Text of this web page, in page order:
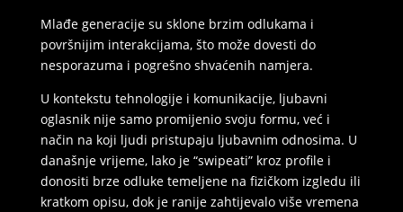
Mlađe generacije su sklone brzim odlukama i
površnijim interakcijama, što može dovesti do
nesporazuma i pogrešno shvaćenih namjera.
U kontekstu tehnologije i komunikacije, ljubavni
oglasnik nije samo promijenio svoju formu, već i
način na koji ljudi pristupaju ljubavnim odnosima. U
današnje vrijeme, lako je “swipeati” kroz profile i
donositi brze odluke temeljene na fizičkom izgledu ili
kratkom opisu, dok je ranije zahtijevalo više vremena